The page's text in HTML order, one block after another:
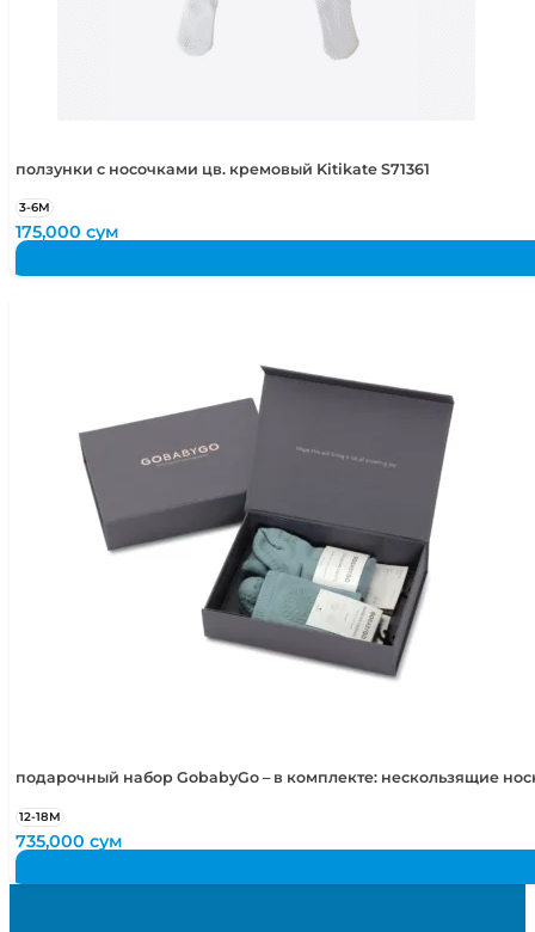
ползунки с носочками цв. кремовый Kitikate S71361
3-6М
175,000сум
подарочный набор GobabyGo – в комплекте: нескользящие
12-18М
735,000сум